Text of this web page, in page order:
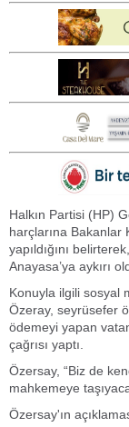
Halkın Partisi (HP)
harçlarına Bakanlar
yapıldığını
Anayasa’ya aykırı
Konuyla ilgili sosyal
Özeray, seyrüsefer
ödemeyi yapan
çağrısı yaptı.
Özersay, “Biz de
mahkemeye
Özersay'ın